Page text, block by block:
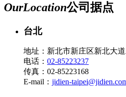
OurLocation公司据点
台北
地址：新北市新庄区新北大
电话： 02-85223237
传真：02-85223168
E-mail： jidien-